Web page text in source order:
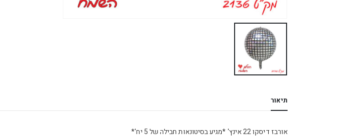
תיאור
אורבז דיסקו 22 אינץ' *מגיע בסיטונאות חבילה של 5 יח'*